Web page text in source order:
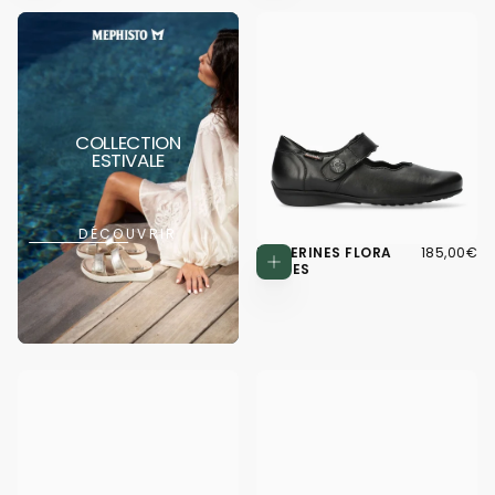
COLLECTION
ESTIVALE
DÉCOUVRIR
Choisissez
BALLERINES FLORA
NOIRES
185,00€
PRIX
185,00€